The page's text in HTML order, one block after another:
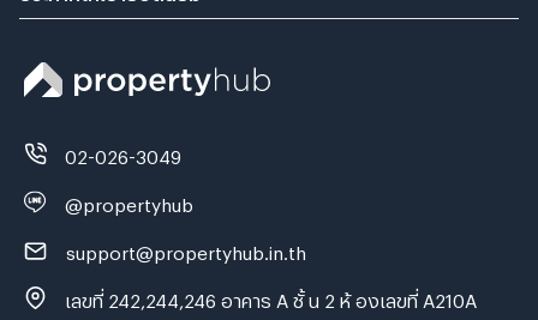
02-026-3049
@propertyhub
support@propertyhub.in.th
เลขที่ 242,244,246 อาคาร A ชั้ น 2 ห้ องเลขที่ A210A